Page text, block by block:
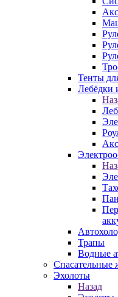
Тенты
Лебёдки
Трапы
Водные
Спасательные
Эхолоты
Назад